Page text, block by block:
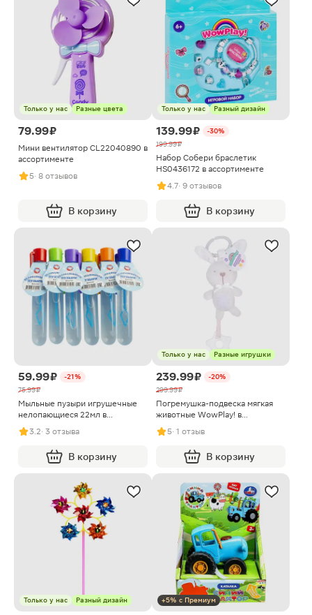
Только у нас Разные цвета
79.99 ₽
Мини вентилятор CL22040890 в
ассортименте
5· 8 отзывов
В корзину
Только у нас Разный дизайн
139.99 ₽
-30%
199.99 ₽
Набор Собери браслетик
HS0436172 в ассортименте
4.7· 9 отзывов
В корзину
59.99 ₽
-21%
75.99 ₽
Мыльные пузыри игрушечные
нелопающиеся 22мл в
ассортименте
3.2· 3 отзыва
В корзину
Только у нас Разные игрушки
239.99 ₽
-20%
299.99 ₽
Погремушка-подвеска мягкая
животные WowPlay! в
ассортименте
5· 1 отзыв
В корзину
Только у нас Разный дизайн +5% с Премиум